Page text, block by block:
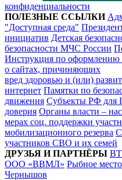
конфиденциальности
ПОЛЕЗНЫЕ ССЫЛКИ
"Доступная среда"
инициатив Детская
безопасности МЧС России
Инструкция по
о сайтах, причиняющих
вред здоровью и (или)
интернет Памятки по
движения Субъекты РФ для
доверия Органы власти –
мерах соц. поддержки
мобилизационного резерва
участников СВО и их семей
ДРУЗЬЯ И ПАРТНЁРЫ
ООО «ВВМЛ» Рыбное место
Чернышов